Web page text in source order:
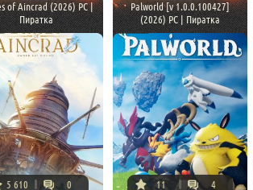
of Aincrad (2026) PC |
Пиратка
5 610 0
Palworld [v 1.0.0.100427]
(2026) PC | Пиратка
11
4